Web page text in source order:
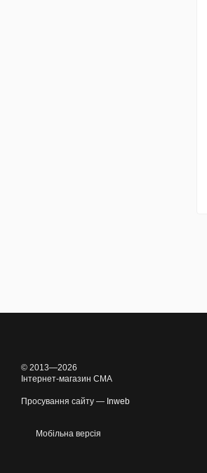
© 2013—2026
Інтернет-магазин CMA
Просування сайту — Inweb
Мобільна версія